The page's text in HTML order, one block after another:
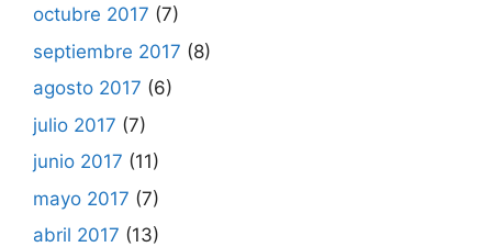
octubre 2017 (7)
septiembre 2017 (8)
agosto 2017 (6)
julio 2017 (7)
junio 2017 (11)
mayo 2017 (7)
abril 2017 (13)